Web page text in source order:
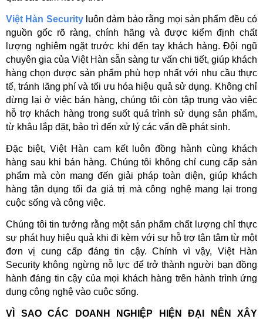
Việt Hàn Security luôn đảm bảo rằng mọi sản phẩm đều có
nguồn gốc rõ ràng, chính hãng và được kiểm định chất
lượng nghiêm ngặt trước khi đến tay khách hàng. Đội ngũ
chuyên gia của Việt Hàn sẵn sàng tư vấn chi tiết, giúp khách
hàng chọn được sản phẩm phù hợp nhất với nhu cầu thực
tế, tránh lãng phí và tối ưu hóa hiệu quả sử dụng. Không chỉ
dừng lại ở việc bán hàng, chúng tôi còn tập trung vào việc
hỗ trợ khách hàng trong suốt quá trình sử dụng sản phẩm,
từ khâu lắp đặt, bảo trì đến xử lý các vấn đề phát sinh.
Đặc biệt, Việt Hàn cam kết luôn đồng hành cùng khách
hàng sau khi bán hàng. Chúng tôi không chỉ cung cấp sản
phẩm mà còn mang đến giải pháp toàn diện, giúp khách
hàng tận dụng tối đa giá trị mà công nghệ mang lại trong
cuộc sống và công việc.
Chúng tôi tin tưởng rằng một sản phẩm chất lượng chỉ thực
sự phát huy hiệu quả khi đi kèm với sự hỗ trợ tận tâm từ một
đơn vị cung cấp đáng tin cậy. Chính vì vậy, Việt Hàn
Security không ngừng nỗ lực để trở thành người bạn đồng
hành đáng tin cậy của mọi khách hàng trên hành trình ứng
dụng công nghệ vào cuộc sống.
VÌ SAO CÁC DOANH NGHIỆP HIỆN ĐẠI NÊN XÂY